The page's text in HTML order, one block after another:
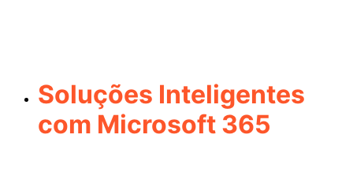
Soluções Inteligentes
com Microsoft 365